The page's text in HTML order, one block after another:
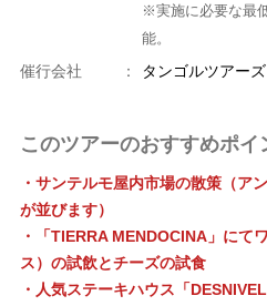
※実施に必要な最
能。
催行会社 ： タンゴルツアーズ
このツアーのおすすめポイ
・サンテルモ屋内市場の散策（ア
が並びます）
・「TIERRA MENDOCINA」にて
ス）の試飲とチーズの試食
・人気ステーキハウス「